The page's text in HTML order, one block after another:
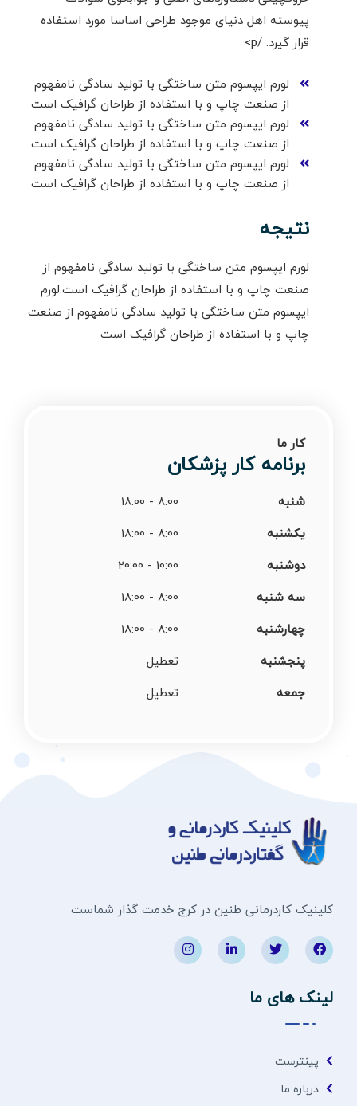
پیوسته اهل دنیای موجود طراحی اساسا مورد استفاده
قرار گیرد. /p>
لورم ایپسوم متن ساختگی با تولید سادگی نامفهوم
از صنعت چاپ و با استفاده از طراحان گرافیک است
لورم ایپسوم متن ساختگی با تولید سادگی نامفهوم
از صنعت چاپ و با استفاده از طراحان گرافیک است
لورم ایپسوم متن ساختگی با تولید سادگی نامفهوم
از صنعت چاپ و با استفاده از طراحان گرافیک است
نتیجه
لورم ایپسوم متن ساختگی با تولید سادگی نامفهوم از
صنعت چاپ و با استفاده از طراحان گرافیک است.لورم
ایپسوم متن ساختگی با تولید سادگی نامفهوم از صنعت
چاپ و با استفاده از طراحان گرافیک است
کار ما
برنامه کار پزشکان
شنبه
8:00 - 18:00
یکشنبه
8:00 - 18:00
دوشنبه
10:00 - 20:00
سه شنبه
8:00 - 18:00
چهارشنبه
8:00 - 18:00
پنجشنبه
تعطیل
جمعه
تعطیل
کلینیک کاردرمانی طنین در کرج خدمت گذار شماست
لینک های ما
پینترست
درباره ما